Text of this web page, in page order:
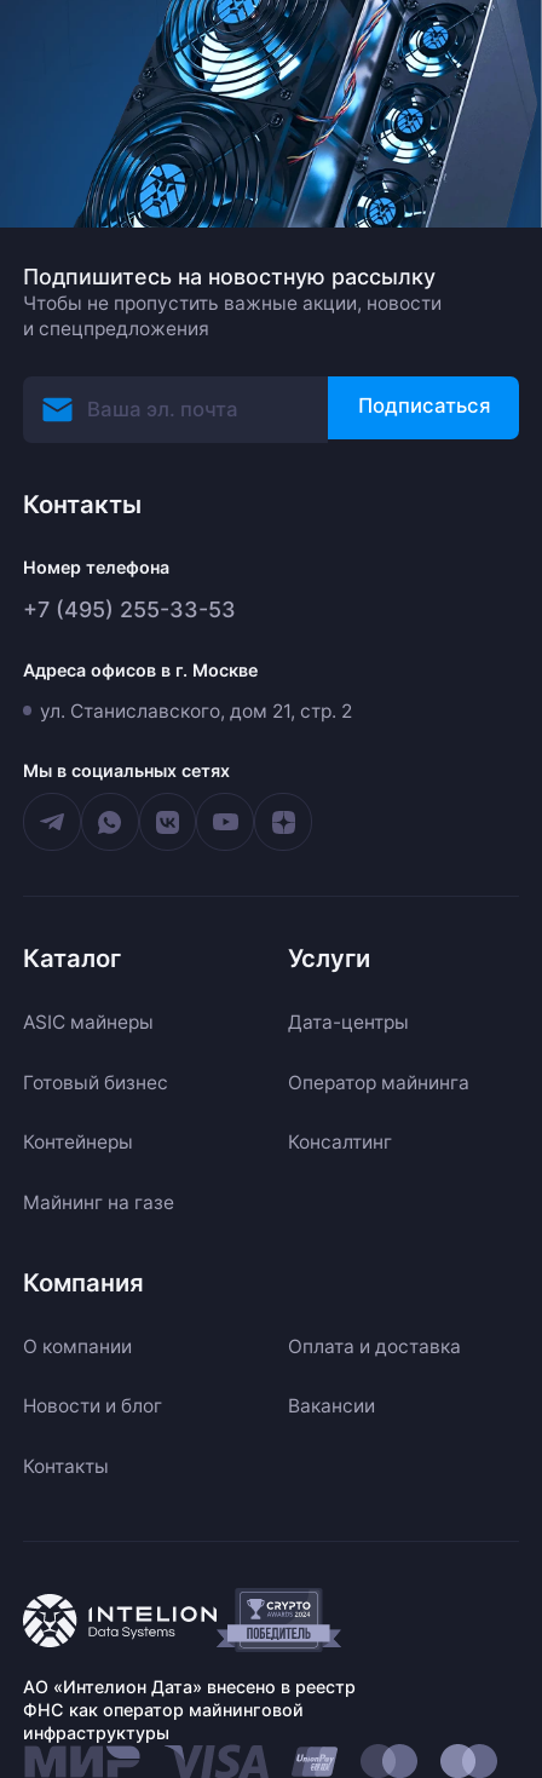
Подпишитесь на новостную рассылку
Чтобы не пропустить важные акции, новости
и спецпредложения
Подписаться
Контакты
Номер телефона
+7 (495) 255-33-53
Адреса офисов в г. Москве
ул. Станиславского, дом 21, стр. 2
Мы в социальных сетях
Каталог
ASIC майнеры
Готовый бизнес
Контейнеры
Майнинг на газе
Услуги
Дата-центры
Оператор майнинга
Консалтинг
Компания
О компании Оплата и доставка
Новости и блог Вакансии
Контакты
АО «Интелион Дата» внесено в реестр
ФНС как оператор майнинговой
инфраструктуры